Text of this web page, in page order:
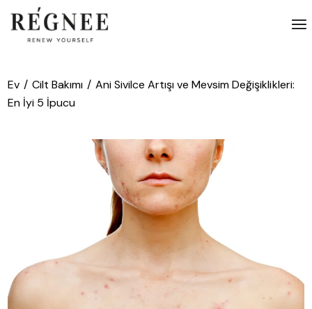
atla
Ev Cilt Bakımı
Ani Sivilce Artışı ve Mevsim Değişiklikleri:
En İyi 5 İpucu